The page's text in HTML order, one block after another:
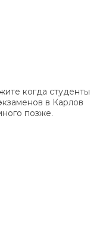
когда студенты
в Карлов
позже.